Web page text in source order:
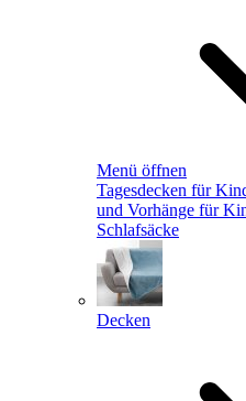
Menü öffnen
Tagesdecken für
und Vorhänge für
Schlafsäcke
Decken